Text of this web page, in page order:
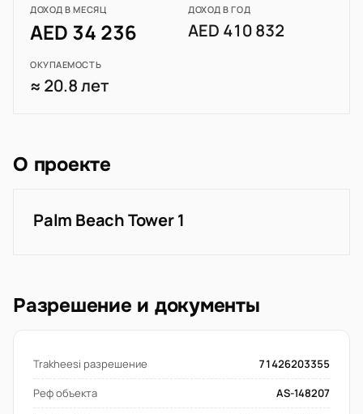
ДОХОД В МЕСЯЦ
AED 34 236
ДОХОД В ГОД
AED 410 832
ОКУПАЕМОСТЬ
≈ 20.8 лет
О проекте
Palm Beach Tower 1
Разрешение и документы
Trakheesi разрешение
71426203355
Реф объекта
AS-148207